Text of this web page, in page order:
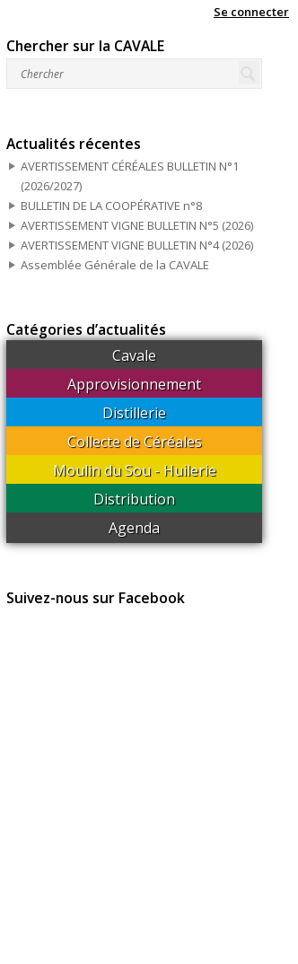
Se connecter
Chercher sur la CAVALE
Actualités récentes
AVERTISSEMENT CÉRÉALES BULLETIN N°1
(2026/2027)
BULLETIN DE LA COOPÉRATIVE n°8
AVERTISSEMENT VIGNE BULLETIN N°5 (2026)
AVERTISSEMENT VIGNE BULLETIN N°4 (2026)
Assemblée Générale de la CAVALE
Catégories d’actualités
Cavale
Approvisionnement
Distillerie
Collecte de Céréales
Moulin du Sou - Huilerie
Distribution
Agenda
Suivez-nous sur Facebook